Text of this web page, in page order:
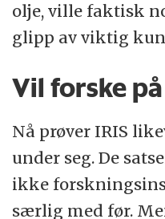
olje, ville faktisk
glipp av viktig
Vil forske
Nå prøver IRIS
under seg. De
ikke
særlig med før.